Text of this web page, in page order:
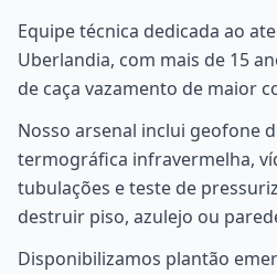
Equipe técnica dedicada ao
Uberlandia, com mais de 15
de caça vazamento de maior
Nosso arsenal inclui geofone
termográfica infravermelha,
tubulações e teste de
destruir piso, azulejo ou
Disponibilizamos plantão